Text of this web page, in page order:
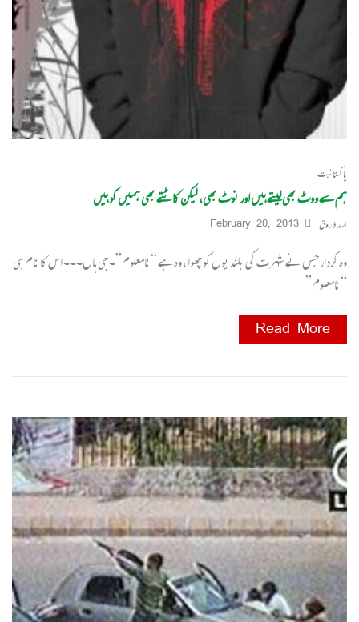
پاکستانیت
ہم سے ووٹ بھی لیتے ہیں اور نوٹ بھی، لیکن کاٹتے بھی ہمیں کو ہیں
اسد فاروق February 20, 2013
وہ کردار جس نے شہرت کی بلندیوں کو چھوا ، وہ ہے “نامعلوم”۔ جی ہاں۔۔۔ اس کا نام ہی
“نامعلوم”
Read More